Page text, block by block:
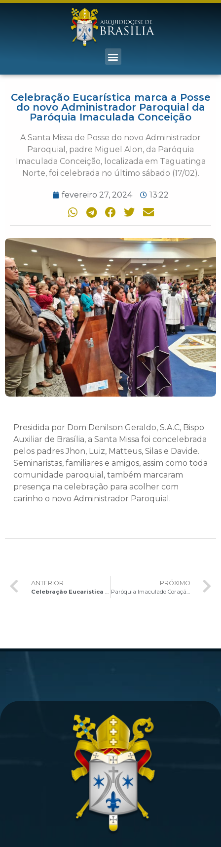
Celebração Eucarística marca a Posse
do novo Administrador Paroquial da
Paróquia Imaculada Conceição
A Santa Missa de Posse do novo Administrador
Paroquial, padre Miguel Alon, da Paróquia
Imaculada Conceição, localizada em Taguatinga
Norte, foi celebrada no último sábado (17/02).
fevereiro 27, 2024 13:22
Presidida por Dom Denilson Geraldo, S.A.C, Bispo
Auxiliar de Brasília, a Santa Missa foi concelebrada
pelos padres Jhon, Luiz, Matteus, Silas e Davide.
Seminaristas, familiares e amigos, assim como toda
comunidade paroquial, também marcaram
presença na celebração para acolher com
carinho o novo Administrador Paroquial.
ANTERIOR
Celebração Eucarística do 2º Domingo da Quaresma na Paróquia Nossa Senhora do Rosário de Fátima
PRÓXIMO
Paróquia Imaculado Coração de Maria celebra 10 anos com exposição fotográfica